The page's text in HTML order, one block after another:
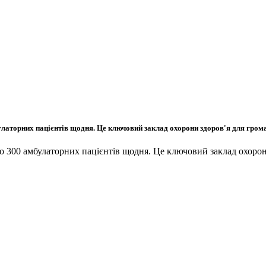
пацієнтів щодня. Це ключовий заклад охорони здоров'я для
300 амбулаторних пацієнтів щодня. Це ключовий заклад